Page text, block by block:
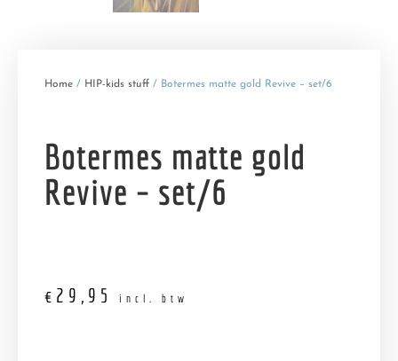
Home / HIP-kids stuff / Botermes matte gold Revive – set/6
Botermes matte gold
Revive – set/6
€ 29,95 incl. btw